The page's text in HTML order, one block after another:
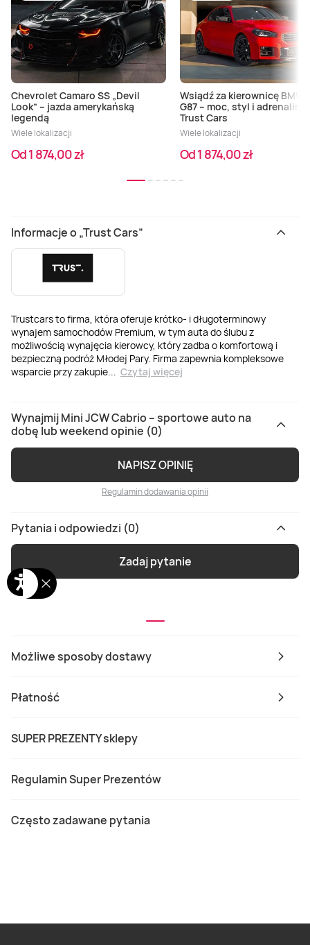
Możliwe sposoby dostawy
Płatność
SUPER PREZENTY sklepy
Regulamin Super Prezentów
Często zadawane pytania
Chevrolet Camaro SS „Devil
Look” – jazda amerykańską
legendą
Wiele lokalizacji
Od 1 874,00 zł
Wsiądź za kierownicę BMW
G87 – moc, styl i adrenalina
Trust Cars
Wiele lokalizacji
Od 1 874,00 zł
Informacje o „Trust Cars”
Trustcars to firma, która oferuje krótko- i długoterminowy
wynajem samochodów Premium, w tym auta do ślubu z
możliwością wynajęcia kierowcy, który zadba o komfortową i
bezpieczną podróż Młodej Pary. Firma zapewnia kompleksowe
wsparcie przy zakupie... Czytaj więcej
Wynajmij Mini JCW Cabrio – sportowe auto na
dobę lub weekend opinie (0)
NAPISZ OPINIĘ
Regulamin dodawania opinii
Pytania i odpowiedzi (0)
Zadaj pytanie